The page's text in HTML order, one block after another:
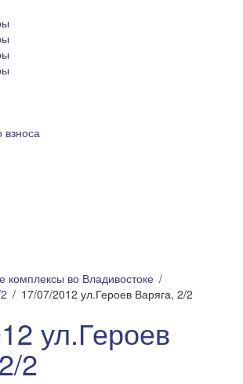
взноса
во Владивостоке
17/07/2012 ул.Героев Варяга, 2/2
ул.Героев
2